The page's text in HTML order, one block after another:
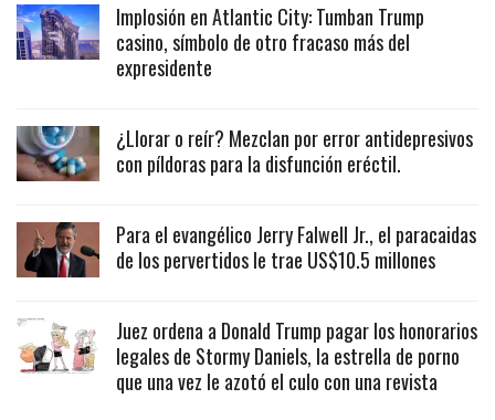
Implosión en Atlantic City: Tumban Trump
casino, símbolo de otro fracaso más del
expresidente
¿Llorar o reír? Mezclan por error antidepresivos
con píldoras para la disfunción eréctil.
Para el evangélico Jerry Falwell Jr., el paracaidas
de los pervertidos le trae US$10.5 millones
Juez ordena a Donald Trump pagar los honorarios
legales de Stormy Daniels, la estrella de porno
que una vez le azotó el culo con una revista